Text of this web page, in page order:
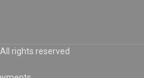
. All rights reserved